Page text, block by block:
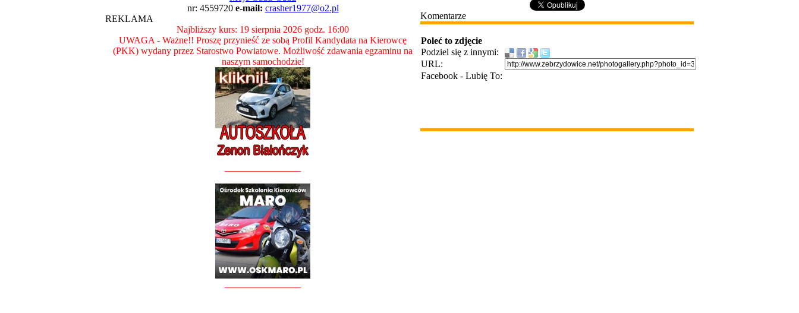
nr: 4559720 e-mail: crasher1977@o2.pl
REKLAMA
Najbliższy kurs: 19 sierpnia 2026 godz. 16:00
UWAGA - Ważne!! Proszę przynieść ze sobą Profil Kandydata na Kierowcę
(PKK) wydany przez Starostwo Powiatowe. Możliwość zdawania egzaminu na
naszym samochodzie!
Komentarze
Poleć to zdjęcie
Podziel się z innymi:
URL:
Facebook - Lubię To: